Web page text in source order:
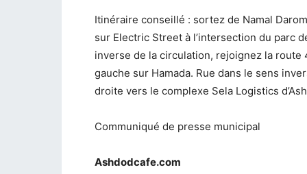
Itinéraire conseillé : sortez de Namal
sur Electric Street à l’intersection du parc
inverse de la circulation, rejoignez la
gauche sur Hamada. Rue dans le sens
droite vers le complexe Sela Logistics
Communiqué de presse municipal
Ashdodcafe.com